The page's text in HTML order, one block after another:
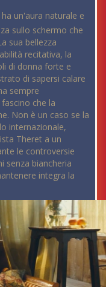
un'aura naturale e
sullo schermo che
sua bellezza
recitativa, la
di donna forte e
di sapersi calare
sempre
che la
Non è un caso se la
internazionale,
Theret a un
le controversie
senza biancheria
integra la